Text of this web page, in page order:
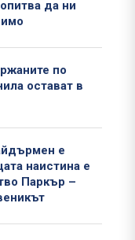
да ни
по
остават в
е
наистина е
Паркър –